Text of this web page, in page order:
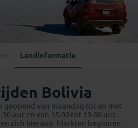
Landinformatie
Bolivia
geopend van maandag tot en met
uur en van 15.00 tot 19.00 uur.
zich hieraan. Markten beginnen